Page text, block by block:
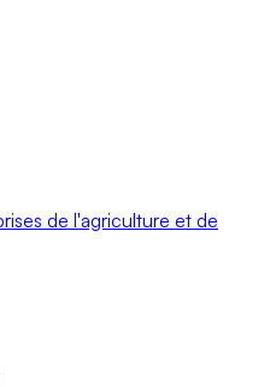
de l'agriculture et de